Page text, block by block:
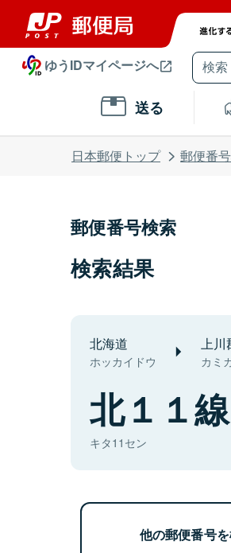
ゆうIDマイページへ
送る
日本郵便トップ 郵便番
郵便番号検索
検索結果
北海道
ホッカイドウ
上川
カミ
北１１線
キタ11セン
他の郵便番号